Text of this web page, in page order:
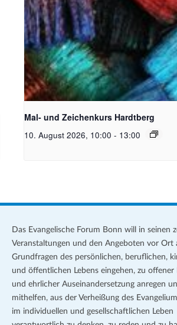
Unsplash_RhondaK Native Florida Folk
Mal- und Zeichenkurs Hardtberg
10. August 2026, 10:00 - 13:00
Das Evangelische Forum Bonn will in seinen
Veranstaltungen und den Angeboten vor Ort
Grundfragen des persönlichen, beruflichen,
und öffentlichen Lebens eingehen, zu offener
und ehrlicher Auseinandersetzung anregen
mithelfen, aus der Verheißung des
im individuellen und gesellschaftlichen Leben